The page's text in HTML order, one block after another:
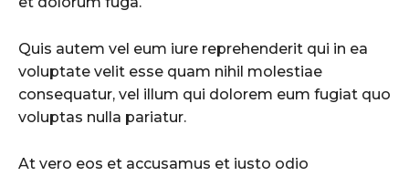
Quis autem vel eum iure reprehenderit qui in ea
voluptate velit esse quam nihil molestiae
consequatur, vel illum qui dolorem eum fugiat quo
voluptas nulla pariatur.
At vero eos et accusamus et iusto odio